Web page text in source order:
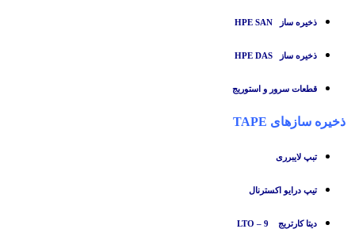
ذخیره ساز HPE SAN
ذخیره ساز HPE DAS
قطعات سرور و استوریج
ذخیره سازهای TAPE
تبپ لایبرری
تیپ درایو اکسترنال
دیتا کارتریج LTO – 9